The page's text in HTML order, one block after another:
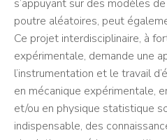
s’appuyant sur des modèles
poutre aléatoires, peut
Ce projet interdisciplinaire, à
expérimentale, demande une
l’instrumentation et le travail
en mécanique expérimentale,
et/ou en physique statistique
indispensable, des